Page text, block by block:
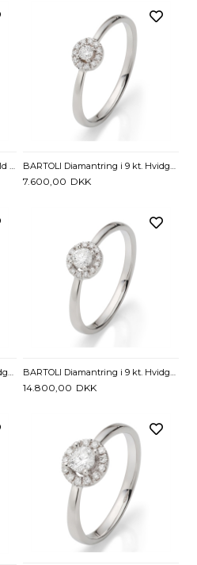
7.600,00 DKK
BARTOLI Diamantring i 9 kt. Hvidguld med Diamanter - 0,17 ct. BARTOLI Diamantring i 9 kt. Hvidguld med Diamanter - 0,23 ct
14.800,00 DKK